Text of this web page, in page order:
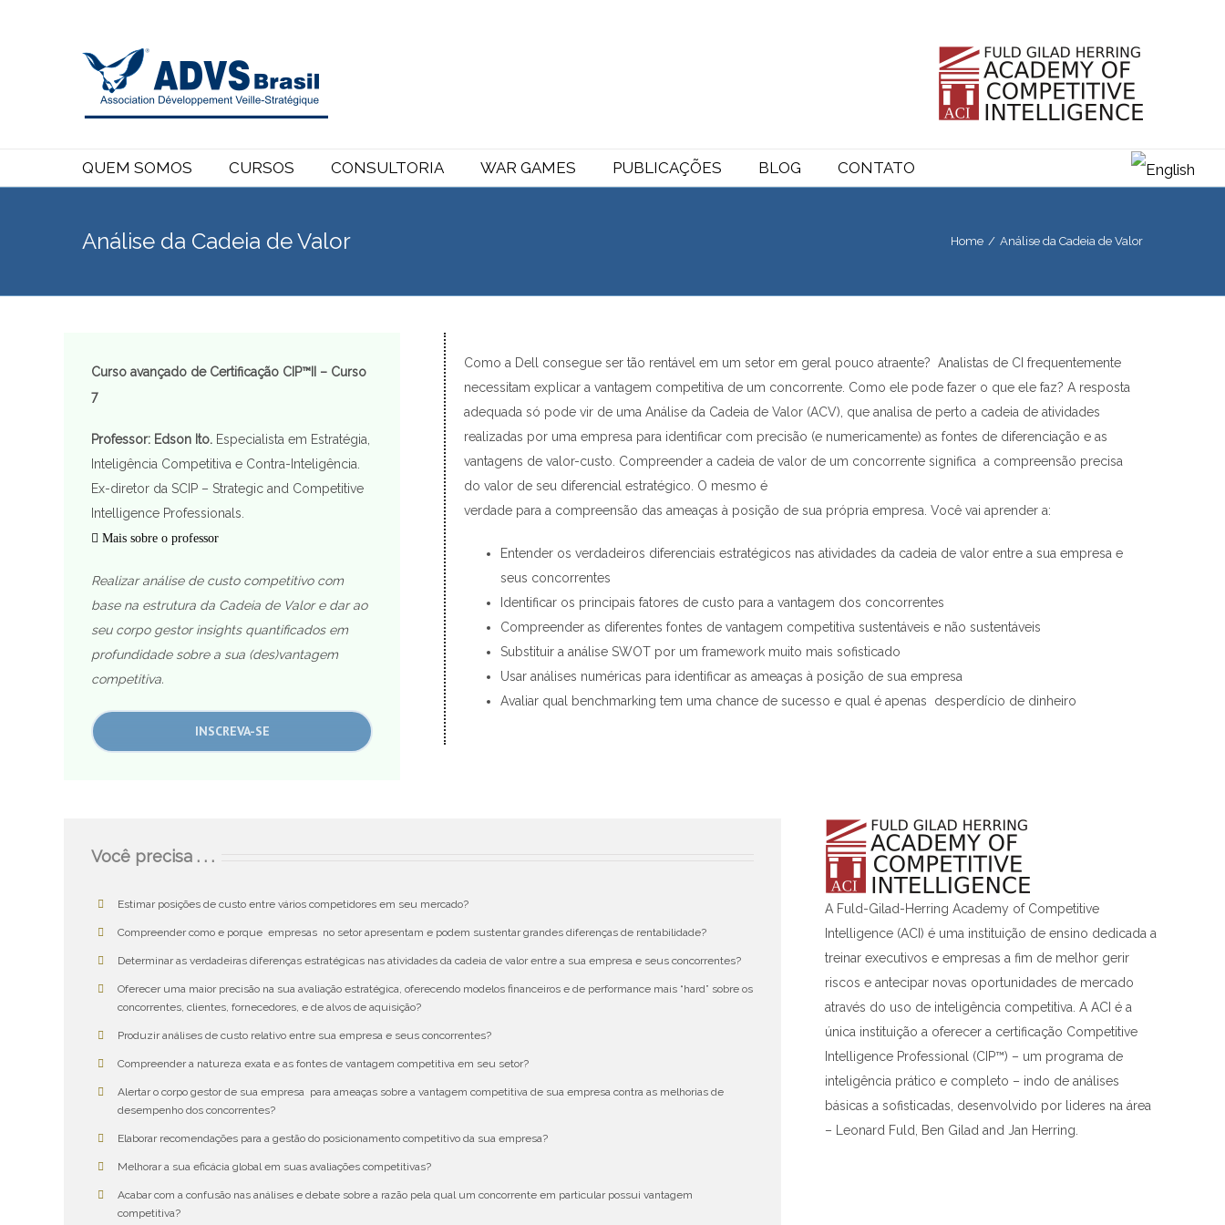
QUEM SOMOS CURSOS CONSULTORIA WAR GAMES PUBLICAÇÕES BLOG CONTATO
Análise da Cadeia de Valor Home / Análise da Cadeia de Valor
Curso avançado de Certificação CIP™II – Curso
7
Professor: Edson Ito. Especialista em Estratégia,
Inteligência Competitiva e Contra-Inteligência.
Ex-diretor da SCIP – Strategic and Competitive
Intelligence Professionals.
Mais sobre o professor
Realizar análise de custo competitivo com
base na estrutura da Cadeia de Valor e dar ao
seu corpo gestor insights quantificados em
profundidade sobre a sua (des)vantagem
competitiva.
INSCREVA-SE
Como a Dell consegue ser tão rentável em um setor em geral pouco atraente? Analistas de CI frequentemente
necessitam explicar a vantagem competitiva de um concorrente. Como ele pode fazer o que ele faz? A resposta
adequada só pode vir de uma Análise da Cadeia de Valor (ACV), que analisa de perto a cadeia de atividades
realizadas por uma empresa para identificar com precisão (e numericamente) as fontes de diferenciação e as
vantagens de valor-custo. Compreender a cadeia de valor de um concorrente significa a compreensão precisa
do valor de seu diferencial estratégico. O mesmo é
verdade para a compreensão das ameaças à posição de sua própria empresa. Você vai aprender a:
Entender os verdadeiros diferenciais estratégicos nas atividades da cadeia de valor entre a sua empresa e
seus concorrentes
Identificar os principais fatores de custo para a vantagem dos concorrentes
Compreender as diferentes fontes de vantagem competitiva sustentáveis e não sustentáveis
Substituir a análise SWOT por um framework muito mais sofisticado
Usar análises numéricas para identificar as ameaças à posição de sua empresa
Avaliar qual benchmarking tem uma chance de sucesso e qual é apenas desperdício de dinheiro
Você precisa . . .
Estimar posições de custo entre vários competidores em seu mercado?
Compreender como e porque empresas no setor apresentam e podem sustentar grandes diferenças de rentabilidade?
Determinar as verdadeiras diferenças estratégicas nas atividades da cadeia de valor entre a sua empresa e seus concorrentes?
Oferecer uma maior precisão na sua avaliação estratégica, oferecendo modelos financeiros e de performance mais “hard” sobre os
concorrentes, clientes, fornecedores, e de alvos de aquisição?
Produzir análises de custo relativo entre sua empresa e seus concorrentes?
Compreender a natureza exata e as fontes de vantagem competitiva em seu setor?
Alertar o corpo gestor de sua empresa para ameaças sobre a vantagem competitiva de sua empresa contra as melhorias de
desempenho dos concorrentes?
Elaborar recomendações para a gestão do posicionamento competitivo da sua empresa?
Melhorar a sua eficácia global em suas avaliações competitivas?
Acabar com a confusão nas análises e debate sobre a razão pela qual um concorrente em particular possui vantagem
competitiva?
A Fuld-Gilad-Herring Academy of Competitive
Intelligence (ACI) é uma instituição de ensino dedicada a
treinar executivos e empresas a fim de melhor gerir
riscos e antecipar novas oportunidades de mercado
através do uso de inteligência competitiva. A ACI é a
única instituição a oferecer a certificação Competitive
Intelligence Professional (CIP™) – um programa de
inteligência prático e completo – indo de análises
básicas a sofisticadas, desenvolvido por lideres na área
– Leonard Fuld, Ben Gilad and Jan Herring.